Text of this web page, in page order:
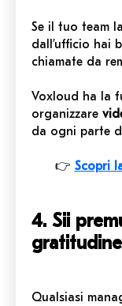
Se il tuo team
dall’ufficio hai
chiamate da
Voxloud ha la
organizzare
da ogni parte
👉 Scopri
4. Sii
Qualsiasi